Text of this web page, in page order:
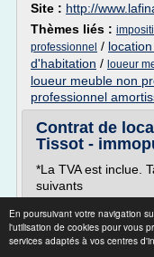
En poursuivant votre navigation
l'utilisation de cookies pour vous
services adaptés à vos centres
Site : http://
Thèmes liés :
professionnel /
d'habitation / loueur
loueur meuble non
professionnel
Contrat de
Tissot -
*La TVA est inclue.
suivants
(pour bénéficier de
maintenant)
16.00 EUR TTC